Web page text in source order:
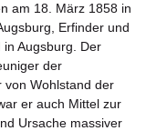
am 18. März 1858 in
Erfinder und
in Augsburg. Der
der
von Wohlstand der
er auch Mittel zur
Ursache massiver